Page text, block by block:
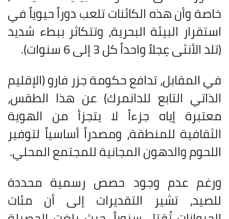
خاصة وأن هذه الكائنات تلعب دوراً حيوياً في
استقرار البيئة البحرية، وتتكاثر ببطء شديد
(تلد الأنثى عِجلاً واحداً كل 3 إلى 6 سنوات)
.
في المقابل، تدافع حكومة جزر فارو (الإقليم
الذاتي التابع للدانمرك) عن هذا الطقس،
معتبرة إياه جزءاً لا يتجزأ من الهوية
الثقافية للمنطقة، ومصدراً أساسياً لتوفير
اللحوم والدهون المجانية للمجتمع المحلي.
ورغم عدم وجود حصص رسمية محددة
للصيد، تشير التقديرات إلى أن مئات